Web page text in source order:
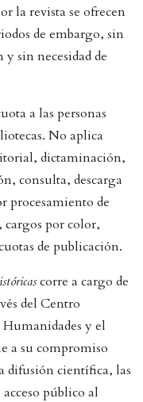
la revista se ofrecen
de embargo, sin
sin necesidad de
a las personas
No aplica
dictaminación,
consulta, descarga
procesamiento de
cargos por color,
de publicación.
corre a cargo de
del Centro
y el
a su compromiso
difusión científica, las
público al